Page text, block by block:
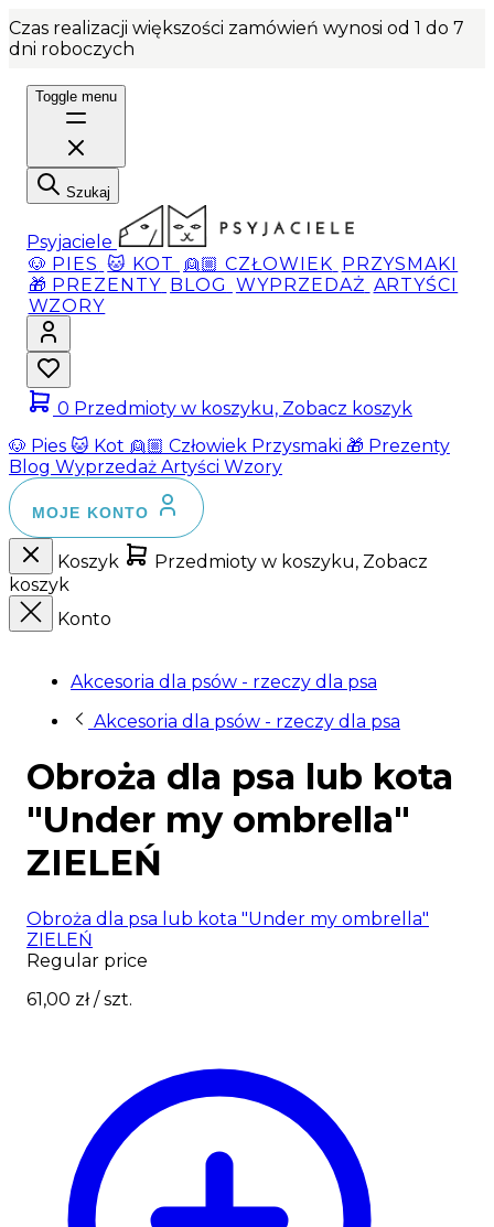
Czas realizacji większości zamówień wynosi od 1 do 7
dni roboczych
Toggle menu
Szukaj
Psyjaciele
🐶 PIES 🐱 KOT 👱🏼 CZŁOWIEK PRZYSMAKI
🎁 PREZENTY BLOG WYPRZEDAŻ ARTYŚCI
WZORY
0 Przedmioty w koszyku, Zobacz koszyk
🐶 Pies 🐱 Kot 👱🏼 Człowiek Przysmaki 🎁 Prezenty
Blog Wyprzedaż Artyści Wzory
MOJE KONTO
Koszyk
Przedmioty w koszyku, Zobacz
koszyk
Konto
Akcesoria dla psów - rzeczy dla psa
Akcesoria dla psów - rzeczy dla psa
Obroża dla psa lub kota
"Under my ombrella"
ZIELEŃ
Obroża dla psa lub kota "Under my ombrella"
ZIELEŃ
Regular price
61,00 zł/ szt.